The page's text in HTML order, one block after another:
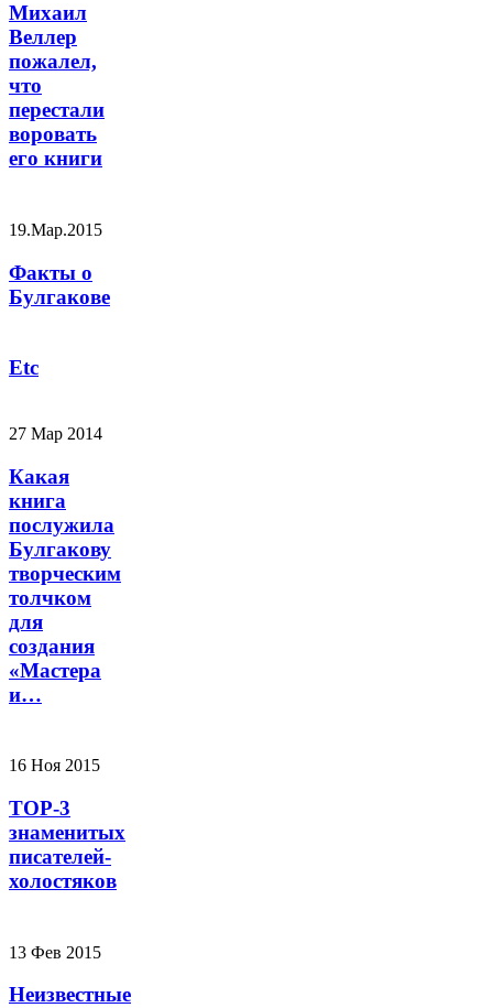
Михаил
Веллер
пожалел,
что
перестали
воровать
его книги
19.Мар.2015
Факты о
Булгакове
Etc
27 Мар 2014
Какая
книга
послужила
Булгакову
творческим
толчком
для
создания
«Мастера
и…
16 Ноя 2015
TOP-3
знаменитых
писателей-
холостяков
13 Фев 2015
Неизвестные